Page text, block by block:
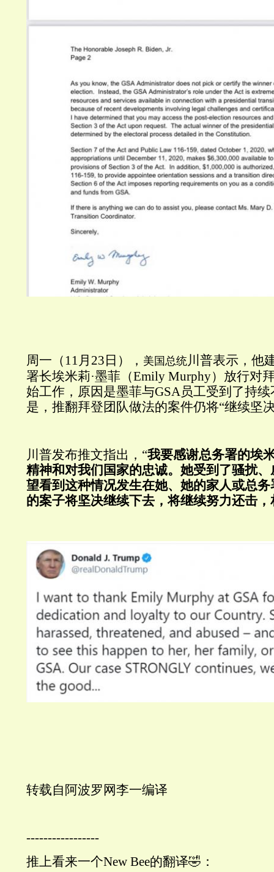
周一（11月23日）， 美国总统川普表示，他
署长埃米莉·墨菲（Emily Murphy）放行对
始工作，原因是墨菲与GSA员工受到了持
是，推翻拜登团队做法的案件仍将“继续坚
川普发布推文指出，“我要感谢总务署的埃
精神和对我们国家的忠诚。她受到了骚扰
望看到这种情况发生在她、她的家人或总
的案子将坚决继续下去，将继续努力还击
转载自阿波罗网李一编译
-----------------
推上看来一个New Bee的翻译🤣：